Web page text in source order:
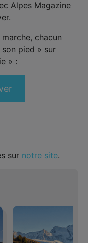
Alpes Magazine
chacun
pied » sur
» :
sur notre site.